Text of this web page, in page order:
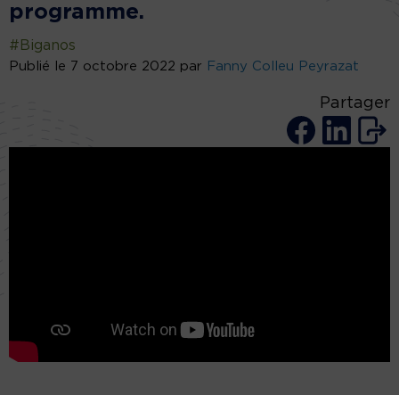
programme.
#Biganos
Publié le 7 octobre 2022 par Fanny Colleu Peyrazat
Partager